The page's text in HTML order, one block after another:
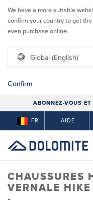
We have a more suitable
confirm your country to get
even purchase online.
Global (English)
Confirm
ABONNEZ-VOUS
FR AIDE
CHAUSSURES
VERNALE